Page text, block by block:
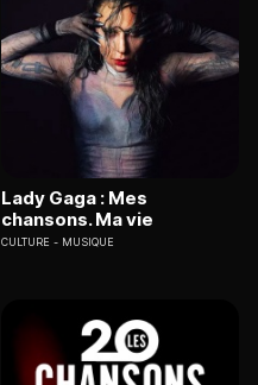
Lady Gaga : Mes
chansons. Ma vie
CULTURE MUSIQUE